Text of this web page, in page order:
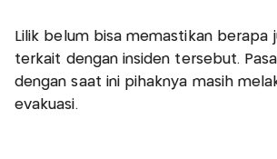
Lilik belum bisa memastikan berapa
terkait dengan insiden tersebut.
dengan saat ini pihaknya masih
evakuasi.